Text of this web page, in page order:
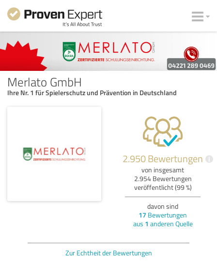
Merlato GmbH
Ihre Nr. 1 für Spielerschutz und Prävention in Deutschland
2.950 Bewertungen i
von insgesamt
2.954 Bewertungen
veröffentlicht (99 %)
davon sind
17 Bewertungen
aus 1 anderen Quelle
Zur Echtheit der Bewertungen